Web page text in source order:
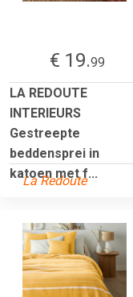
€ 19.99
LA REDOUTE
INTERIEURS
Gestreepte
beddensprei in
katoen met f...
La Redoute